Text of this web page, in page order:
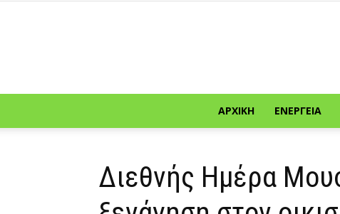
ΑΡΧΙΚΉ ΕΝΈΡΓΕΙΑ
Διεθνής Ημέρα